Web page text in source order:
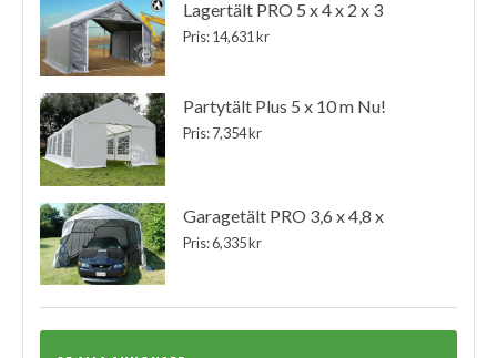
Lagertält PRO 5 x 4 x 2 x 3
Pris: 14,631 kr
Partytält Plus 5 x 10 m Nu!
Pris: 7,354 kr
Garagetält PRO 3,6 x 4,8 x
Pris: 6,335 kr